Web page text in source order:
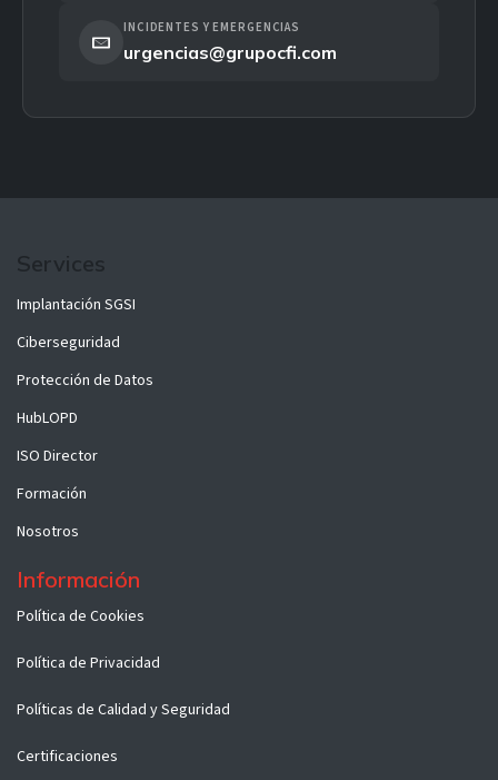
INCIDENTES Y EMERGENCIAS
urgencias@grupocfi.com
Services
Implantación SGSI
Ciberseguridad
Protección de Datos
HubLOPD
ISO Director
Formación
Nosotros
Información
Política de Cookies
Política de Privacidad
Políticas de Calidad y Seguridad
Certificaciones